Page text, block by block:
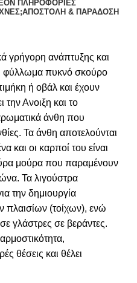
ΠΛΗΡΟΦΟΡΊΕΣ
ΑΠΟΣΤΟΛΉ & ΠΑΡΆΔΟΣΗ
γρήγορη ανάπτυξης και
φύλλωμα πυκνό σκούρο
ή οβάλ και έχουν
την Ανοιξη και το
άνθη που
Τα άνθη αποτελούνται
και οι καρποί του είναι
μούρα που παραμένουν
Τα λιγούστρα
την δημιουργία
πλαισίων (τοίχων), ενώ
γλάστρες σε βεράντες.
θέσεις και θέλει